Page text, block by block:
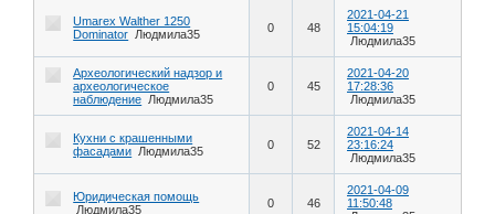
Umarex Walther 1250
Dominator Людмила35 0 48
2021-04-21
15:04:19
Людмила35
Археологический надзор и
археологическое
наблюдение Людмила35
0 45
2021-04-20
17:28:36
Людмила35
Кухни с крашенными
фасадами Людмила35 0 52
2021-04-14
23:16:24
Людмила35
Юридическая помощь
Людмила35
0 46
2021-04-09
11:50:48